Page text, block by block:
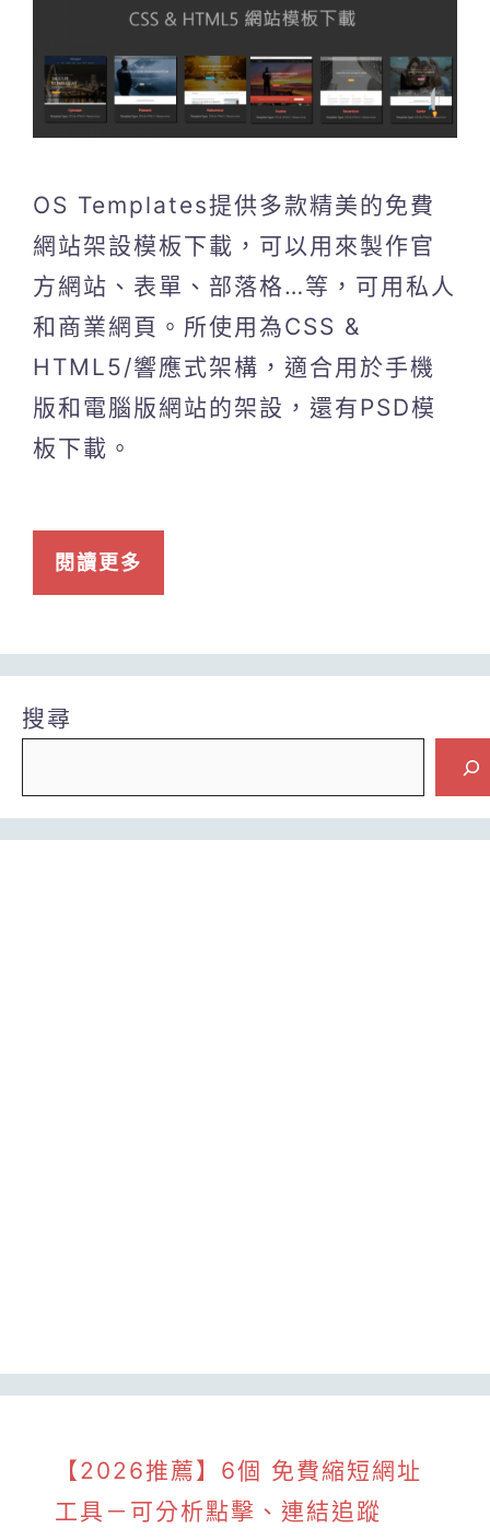
OS Templates提供多款精美的免費
網站架設模板下載，可以用來製作官
方網站、表單、部落格…等，可用私人
和商業網頁。所使用為CSS &
HTML5/響應式架構，適合用於手機
版和電腦版網站的架設，還有PSD模
板下載。
閱讀更多
搜尋
【2026推薦】6個 免費縮短網址
工具－可分析點擊、連結追蹤